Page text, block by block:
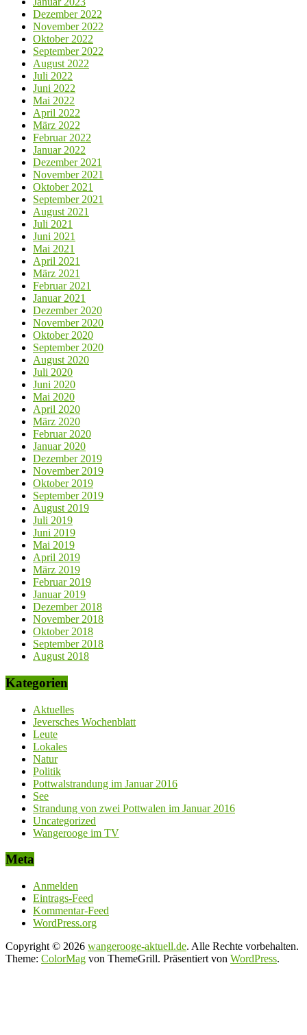
Dezember 2022
November 2022
Oktober 2022
September 2022
August 2022
Juli 2022
Juni 2022
Mai 2022
April 2022
März 2022
Februar 2022
Januar 2022
Dezember 2021
November 2021
Oktober 2021
September 2021
August 2021
Juli 2021
Juni 2021
Mai 2021
April 2021
März 2021
Februar 2021
Januar 2021
Dezember 2020
November 2020
Oktober 2020
September 2020
August 2020
Juli 2020
Juni 2020
Mai 2020
April 2020
März 2020
Februar 2020
Januar 2020
Dezember 2019
November 2019
Oktober 2019
September 2019
August 2019
Juli 2019
Juni 2019
Mai 2019
April 2019
März 2019
Februar 2019
Januar 2019
Dezember 2018
November 2018
Oktober 2018
September 2018
August 2018
Kategorien
Aktuelles
Jeversches Wochenblatt
Leute
Lokales
Natur
Politik
Pottwalstrandung im Januar 2016
See
Strandung von zwei Pottwalen im Januar 2016
Uncategorized
Wangerooge im TV
Meta
Anmelden
Eintrags-Feed
Kommentar-Feed
WordPress.org
Copyright © 2026 wangerooge-aktuell.de. Alle Rechte vorbehalten.
Theme: ColorMag von ThemeGrill. Präsentiert von WordPress.